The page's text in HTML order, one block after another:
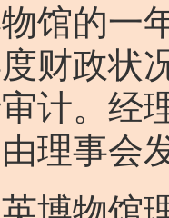
物馆的
财政状
计。经
理事会